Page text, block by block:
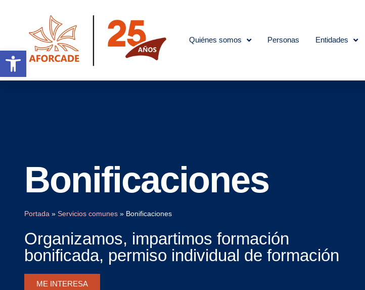
Abrir barra de herramientas
Quiénes somos Personas Entidades
Bonificaciones
Portada » Servicios comunes » Bonificaciones
Organizamos, impartimos formación
bonificada, permiso individual de formación
ME INTERESA